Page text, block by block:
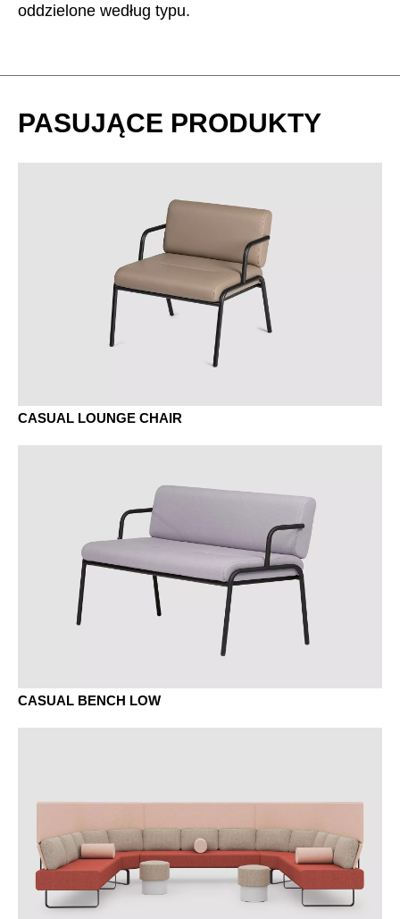
oddzielone według typu.
PASUJĄCE PRODUKTY
CASUAL LOUNGE CHAIR
CASUAL BENCH LOW